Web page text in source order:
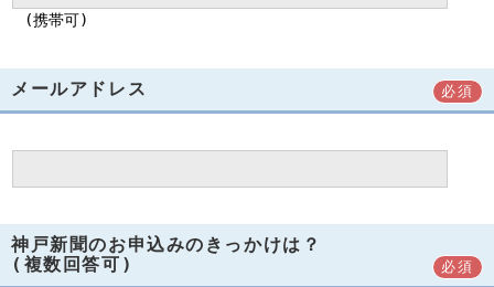
(携帯可)
メールアドレス 必須
神戸新聞のお申込みのきっかけは？
(複数回答可)
必須